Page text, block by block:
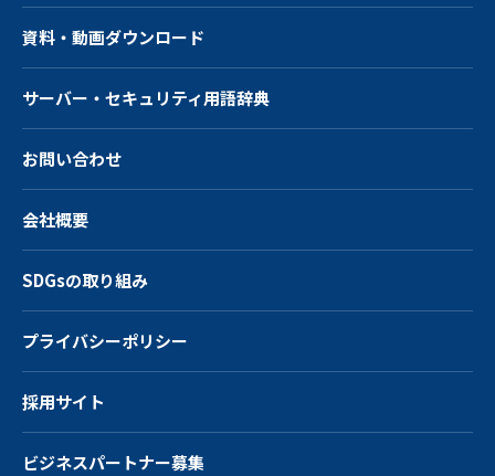
資料・動画ダウンロード
サーバー・ セキュリティ用語辞典
お問い合わせ
会社概要
SDGsの取り組み
プライバシーポリシー
採用サイト
ビジネスパートナー募集